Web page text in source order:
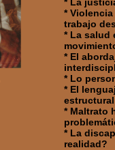
*
trabajo
* La salud
* El
* Lo
* El
estructural
* Maltrato
* La
realidad?